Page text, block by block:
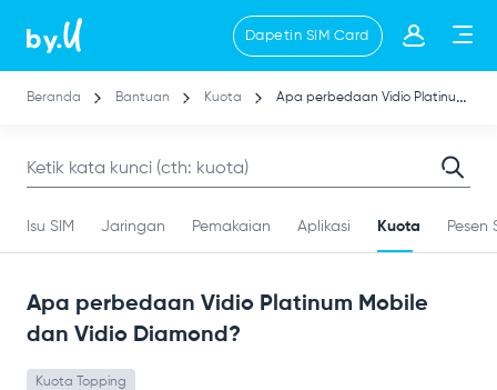
utama
Dapetin SIM Card
Beranda Bantuan Kuota Apa perbedaan Vidio Platinum Mobile dan Vidio Diamond?
Isu SIM Jaringan Pemakaian Aplikasi Kuota Pesen
Apa perbedaan Vidio Platinum Mobile
dan Vidio Diamond?
Kuota Topping